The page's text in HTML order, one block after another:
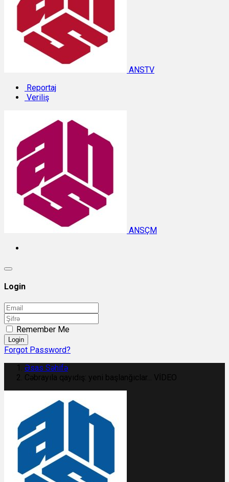
ANSTV
Reportaj
Veriliş
ANSÇM
Login
Remember Me
Login
Forgot Password?
Əsas Səhifə
Cəbrayıla qayıdış: yeni başlanğıclar... VİDEO